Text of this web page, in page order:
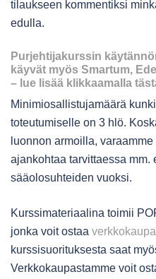
tilaukseen kommentiksi
edulla.
Purjehtijakurssin
käyvät myös Smartum,
– lue lisää klikkaamalla
Minimiosallistujamäärä
toteutumiselle on 3 hlö.
luonnon armoilla,
ajankohtaa tarvittaessa mm.
sääolosuhteiden vuoksi.
Kurssimateriaalina toimii
jonka voit ostaa
kurssisuorituksesta saat
Verkkokaupastamme voit